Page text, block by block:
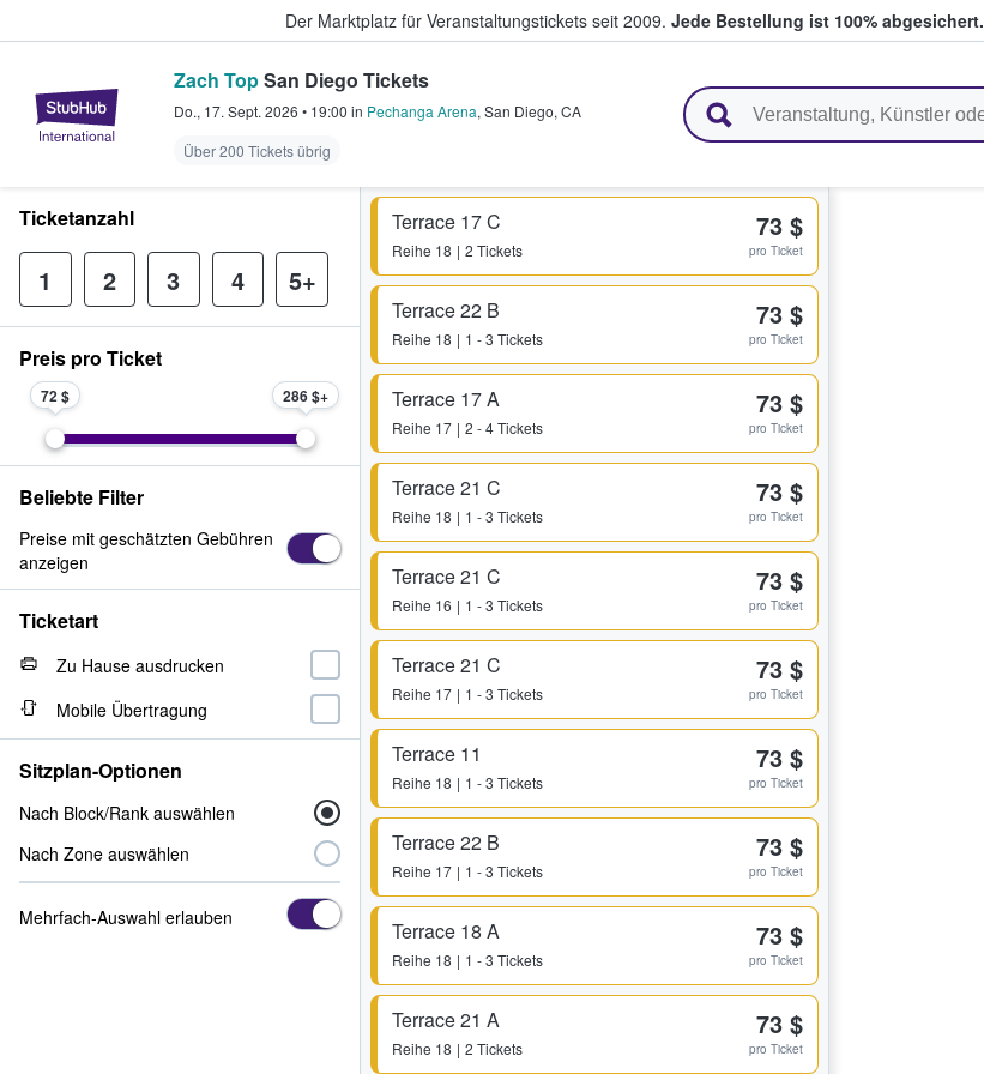
Der Marktplatz für Veranstaltungstickets seit 2009. Jede Bestellung ist 100% abgesichert.
StubHub - Wo Fans Tickets kaufen & verkaufen
Zach TopSan Diego Tickets
Do., 17. Sept. 2026 • 19:00 in Pechanga Arena, San Diego, CA
Über 200 Tickets übrig
Terrace 17 C
Reihe 18 2 Tickets
73 $
pro Ticket
Terrace 22 B
Reihe 18 1 - 3 Tickets
73 $
pro Ticket
Terrace 17 A
Reihe 17 2 - 4 Tickets
73 $
pro Ticket
Terrace 21 C
Reihe 18 1 - 3 Tickets
73 $
pro Ticket
Terrace 21 C
Reihe 16 1 - 3 Tickets
73 $
pro Ticket
Terrace 21 C
Reihe 17 1 - 3 Tickets
73 $
pro Ticket
Terrace 11
Reihe 18 1 - 3 Tickets
73 $
pro Ticket
Terrace 22 B
Reihe 17 1 - 3 Tickets
73 $
pro Ticket
Terrace 18 A
Reihe 18 1 - 3 Tickets
73 $
pro Ticket
Terrace 21 A
Reihe 18 2 Tickets
73 $
pro Ticket
Ticketanzahl
1 2 3 4 5+
Preis pro Ticket
72 $ 286 $
Beliebte Filter
Preise mit geschätzten Gebühren
anzeigen
Ticketart
Zu Hause ausdrucken
Mobile Übertragung
Sitzplan-Optionen
Nach Block/Rank auswählen
Nach Zone auswählen
Mehrfach-Auswahl erlauben